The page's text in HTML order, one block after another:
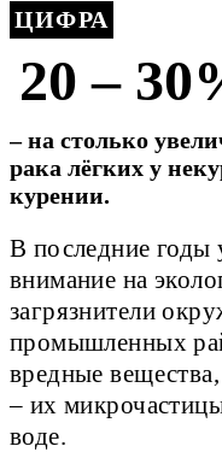
ЦИФРА
20 –
– на столько
рака лёгких у
курении.
В последние годы
внимание на
загрязнители
промышленных
вредные
– их
воде.